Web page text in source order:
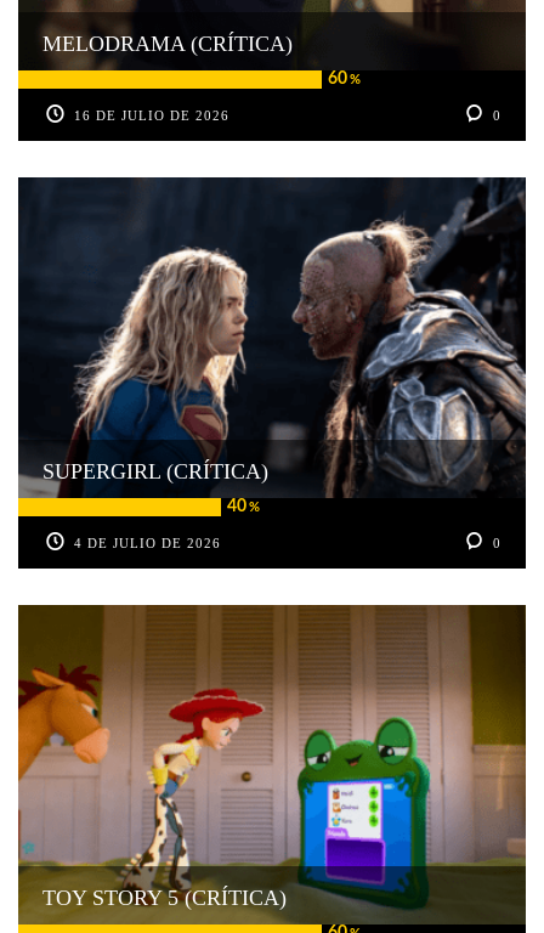
60%
MELODRAMA (CRÍTICA)
16 DE JULIO DE 2026 0
40%
SUPERGIRL (CRÍTICA)
4 DE JULIO DE 2026 0
TOY STORY 5 (CRÍTICA)